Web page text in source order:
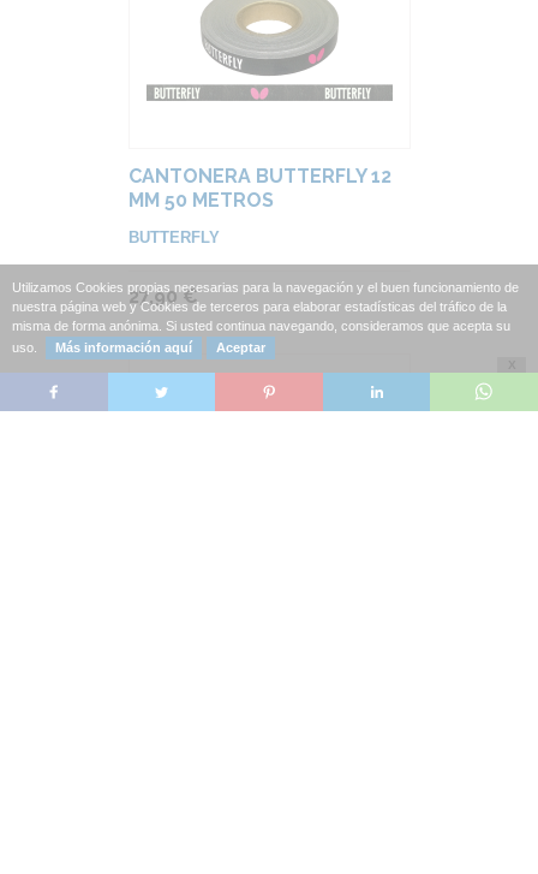
CANTONERA BUTTERFLY 12
MM 50 METROS
BUTTERFLY
27,90 €
Utilizamos Cookies propias necesarias para la navegación y el buen funcionamiento de
nuestra página web y Cookies de terceros para elaborar estadísticas del tráfico de la
misma de forma anónima. Si usted continua navegando, consideramos que acepta su
uso.
Más información aquí Aceptar